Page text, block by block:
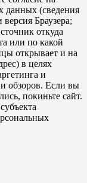
данных (сведения
Браузера;
откуда
или по какой
открывает и на
в целях
и
обзоров. Если вы
покиньте сайт.